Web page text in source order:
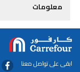
معلومات
ابقى على تواصل معنا